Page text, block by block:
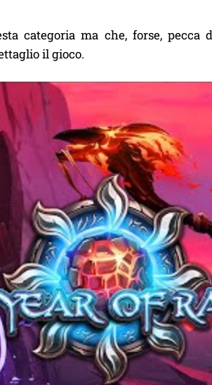
categoria ma che, forse,
il gioco.